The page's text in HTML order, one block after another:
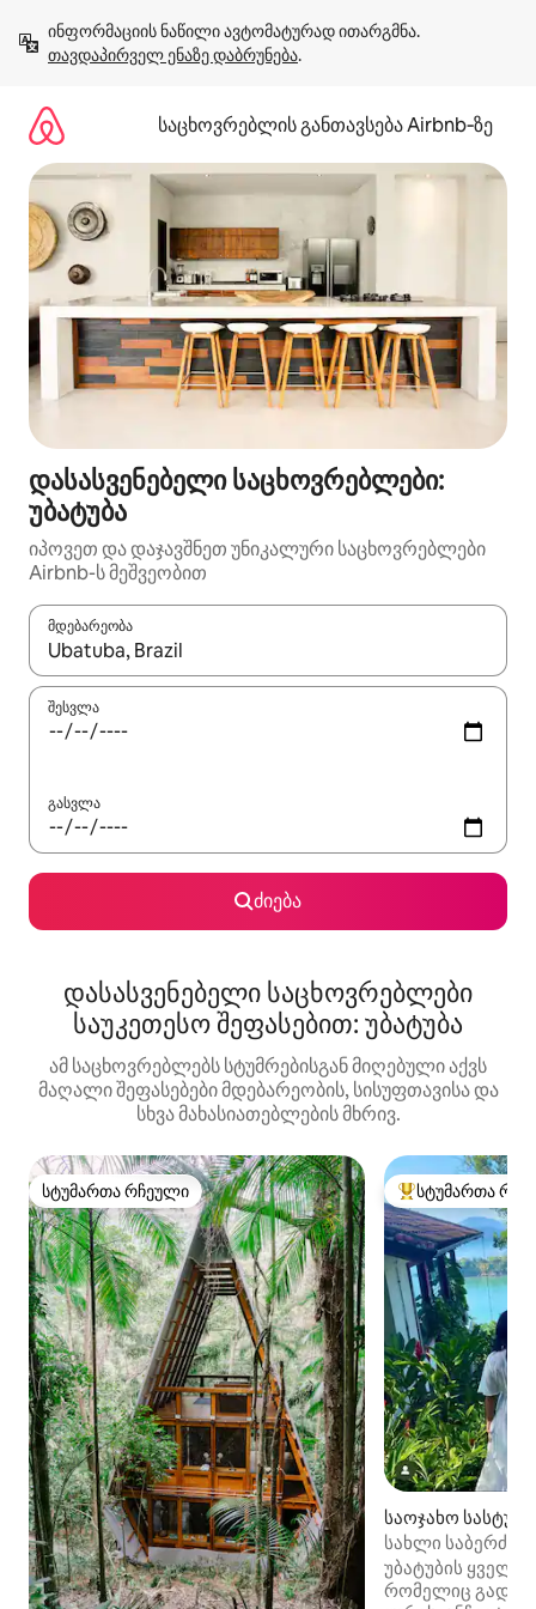
გადასვლა
თავდაპირველ ენაზე დაბრუნება.
საცხოვრებლის განთავსება Airbnb‑ზე
დასასვენებელი საცხოვრებლები:
უბატუბა
იპოვეთ და დაჯავშნეთ უნიკალური საცხოვრებლები
Airbnb-ს მეშვეობით
მდებარეობა
როცა შედეგები ხელმისაწვდომი გახდება, ნავიგაციისთვის
შესვლა
გასვლა
ძიება
დასასვენებელი საცხოვრებლები
საუკეთესო შეფასებით: უბატუბა
ამ საცხოვრებლებს სტუმრებისგან მიღებული აქვს
მაღალი შეფასებები მდებარეობის, სისუფთავისა და
სხვა მახასიათებლების მხრივ.
სტუმართა რჩეული
სტუმართა რჩეული სტუმართა
სტუმართა
საოჯახო
უე მირიმ)
სახლი
Promontory Site
უბატუბის
რომელიც